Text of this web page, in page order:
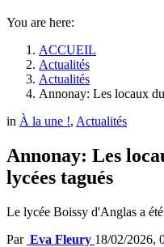
You are here:
ACCUEIL
Actualités
Actualités
Annonay: Les locaux
in À la une !, Actualités
Annonay: Les
lycées tagués
Le lycée Boissy d'Anglas a
Par Eva Fleury 18/02/2026,